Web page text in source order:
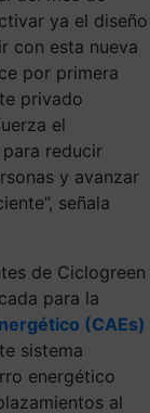
ya el diseño
con esta nueva
por primera
privado
el
para reducir
y avanzar
señala
de Ciclogreen
para la
(CAEs)
sistema
energético
al